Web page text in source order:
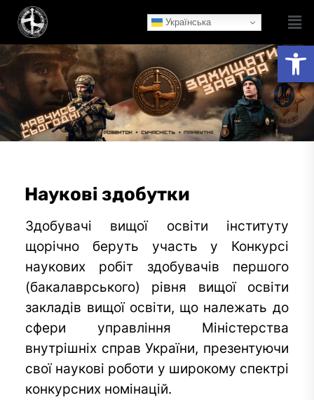
Наукові здобутки
Здобувачі вищої освіти інституту
щорічно беруть участь у Конкурсі
наукових робіт здобувачів першого
(бакалаврського) рівня вищої освіти
закладів вищої освіти, що належать до
сфери управління Міністерства
внутрішніх справ України, презентуючи
свої наукові роботи у широкому спектрі
конкурсних номінацій.
Українська